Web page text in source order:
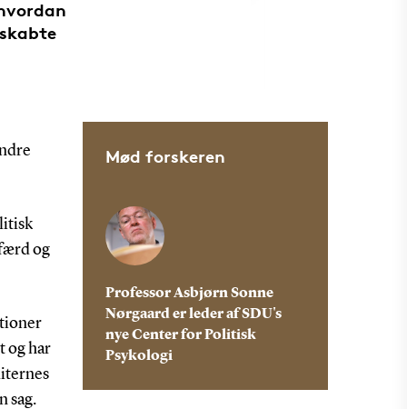
og
og har
sag.
Mød forskeren
Professor Asbjørn Sonne
Nørgaard er leder af SDU's
nye Center for Politisk
Psykologi